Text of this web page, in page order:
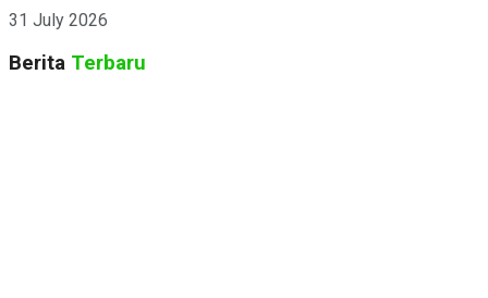
31 July 2026
Berita Terbaru